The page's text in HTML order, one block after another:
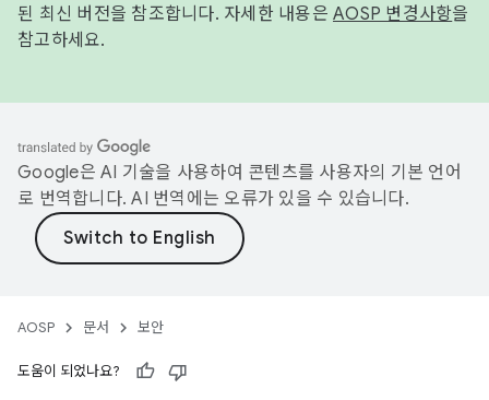
된 최신 버전을 참조합니다. 자세한 내용은 AOSP 변경사항을
참고하세요.
Google은 AI 기술을 사용하여 콘텐츠를 사용자의 기본 언어
로 번역합니다. AI 번역에는 오류가 있을 수 있습니다.
AOSP 문서 보안
도움이 되었나요?